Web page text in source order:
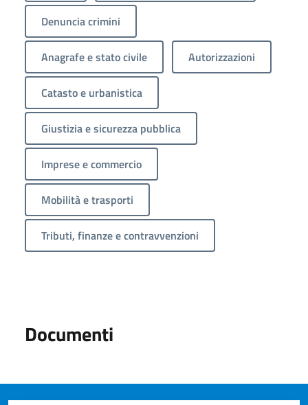
Denuncia crimini
Anagrafe e stato civile Autorizzazioni
Catasto e urbanistica
Giustizia e sicurezza pubblica
Imprese e commercio
Mobilità e trasporti
Tributi, finanze e contravvenzioni
Documenti